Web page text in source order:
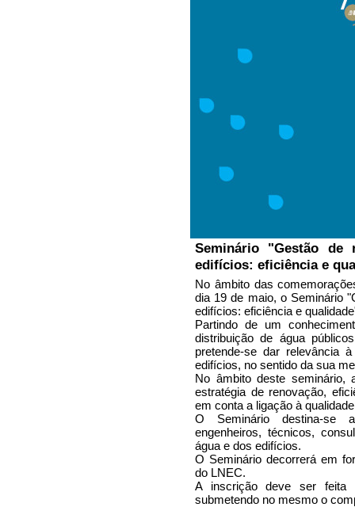
Seminário "Gestão de
edifícios: eficiência e
No âmbito das
dia 19 de maio, o Seminário
edifícios: eficiência e
Partindo de um
distribuição de água
pretende-se dar relevância
edifícios, no sentido da sua
No âmbito deste seminário,
estratégia de renovação,
em conta a ligação à
O Seminário destina-se
engenheiros, técnicos,
água e dos edifícios.
O Seminário decorrerá em
do LNEC.
A inscrição deve ser feita
submetendo no mesmo o